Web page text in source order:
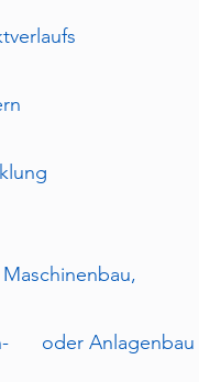
oder Anlagenbau